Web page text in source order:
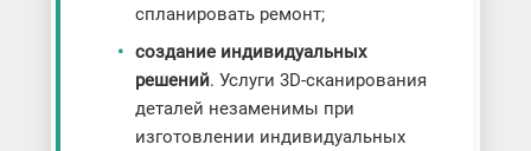
спланировать ремонт;
создание индивидуальных
решений. Услуги 3D-сканирования
деталей незаменимы при
изготовлении индивидуальных